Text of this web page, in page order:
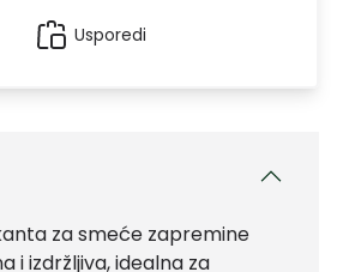
za smeće zapremine
i izdržljiva, idealna za
Usporedi